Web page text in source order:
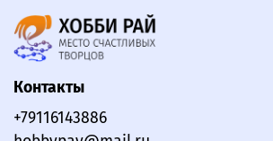
Контакты
+79116143886